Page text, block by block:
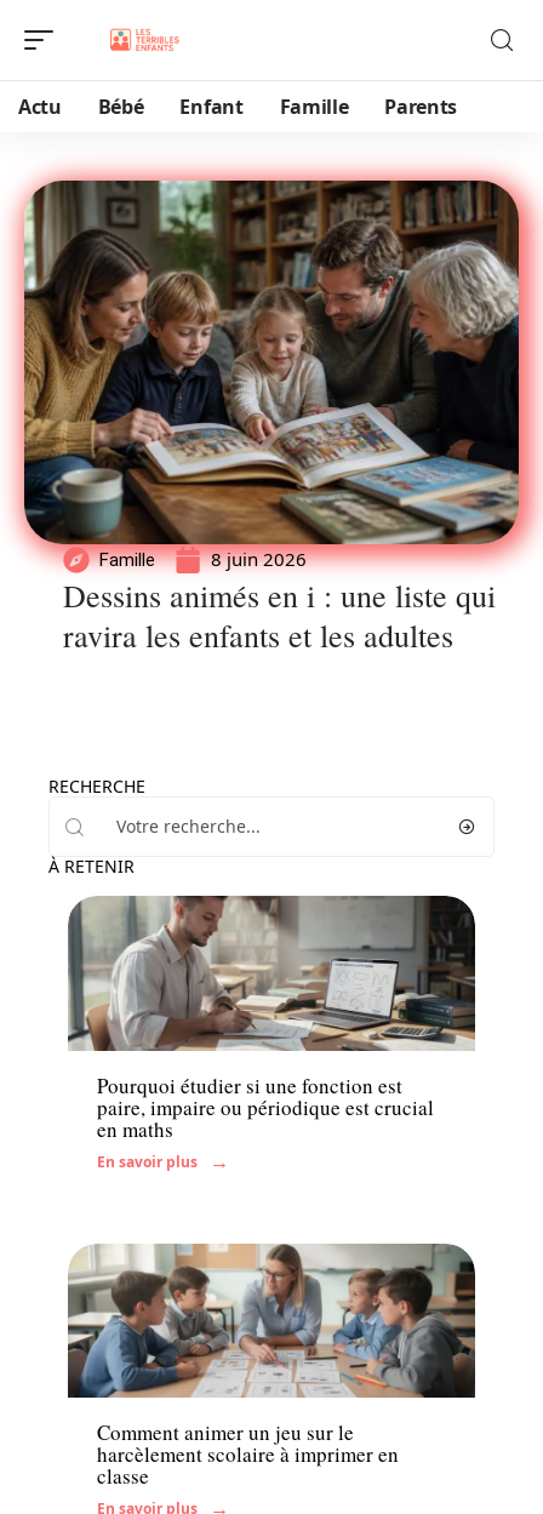
Actu Bébé Enfant Famille Parents
Famille 8 juin 2026
Dessins animés en i : une liste qui
ravira les enfants et les adultes
RECHERCHE
À RETENIR
Enfant
Pourquoi étudier si une fonction est
paire, impaire ou périodique est crucial
en maths
En savoir plus
Enfant
Comment animer un jeu sur le
harcèlement scolaire à imprimer en
classe
En savoir plus